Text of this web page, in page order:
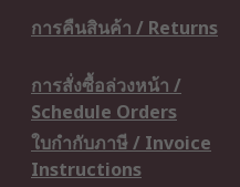
การคืนสินค้า / Returns
การสั่งซื้อล่วงหน้า /
Schedule Orders
ใบกำกับภาษี / Invoice
Instructions